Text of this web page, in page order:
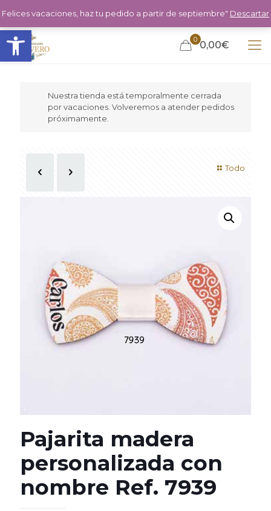
Abrir barra de herramientas 0 0,00€
Nuestra tienda está temporalmente cerrada
por vacaciones. Volveremos a atender pedidos
próximamente.
Todo
Pajarita madera
personalizada con
nombre Ref. 7939
Felices vacaciones, haz tu pedido a partir de septiembre" Descartar